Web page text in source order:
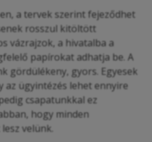
a tervek szerint fejeződhet
rosszul kitöltött
vázrajzok, a hivatalba a
papírokat adhatja be. A
gördülékeny, gyors. Egyesek
az ügyintézés lehet ennyire
csapatunkkal ez
hogy minden
velünk.